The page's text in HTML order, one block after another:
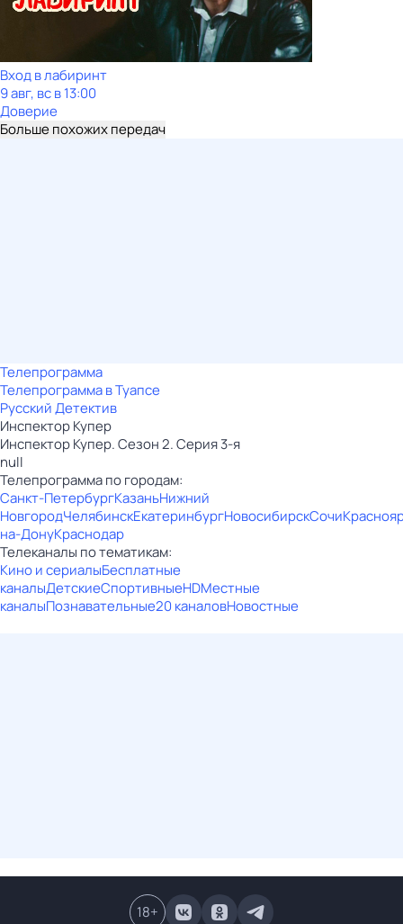
Вход в лабиринт
9 авг, вс в 13:00
Доверие
Больше похожих передач
Телепрограмма
Телепрограмма в Туапсе
Русский Детектив
Инспектор Купер
Инспектор Купер. Сезон 2. Серия 3-я
null
Телепрограмма по городам:
Санкт-ПетербургКазаньНижний
НовгородЧелябинскЕкатеринбургНовосибирскСочи
на-ДонуКраснодар
Телеканалы по тематикам:
Кино и сериалыБесплатные
каналыДетскиеСпортивныеHDМестные
каналыПознавательные20 каналовНовостные
18+